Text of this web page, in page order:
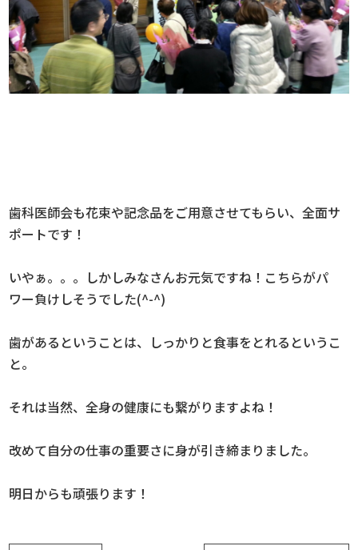
歯科医師会も花束や記念品をご用意させてもらい、全面サ
ポートです！
いやぁ。。。しかしみなさんお元気ですね！こちらがパ
ワー負けしそうでした(^-^)
歯があるということは、しっかりと食事をとれるというこ
と。
それは当然、全身の健康にも繋がりますよね！
改めて自分の仕事の重要さに身が引き締まりました。
明日からも頑張ります！